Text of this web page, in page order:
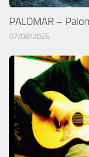
PALOMAR –
07/08/2026